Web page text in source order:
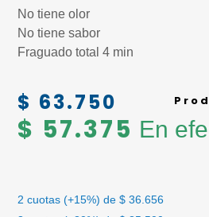
No tiene olor
No tiene sabor
Fraguado total 4 min
$ 63.750
$ 57.375 En
2 cuotas (+15%) de $ 36.656